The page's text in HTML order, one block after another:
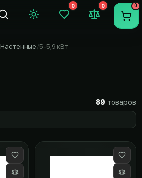
Темная тема
0
Закладки (0)
0
Сравнение
0
Настенные 5-5,9 кВт
89 товаров